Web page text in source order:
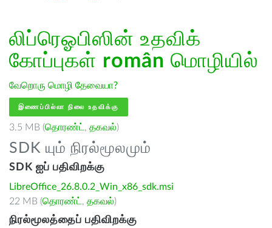
லிப்ரெஓபிஸின் உதவிக்
கோப்புகள் român மொழியில்
வேறொரு மொழி தேவையா?
இணைப்பில்லா நிலை உதவிக்கு
3.5 MB (தொரண்ட் , தகவல்)
SDK யும் நிரல்மூலமும்
SDK ஐப் பதிவிறக்கு
LibreOffice_26.8.0.2_Win_x86_sdk.msi
22 MB (தொரண்ட் , தகவல்)
நிரல்மூலத்தைப் பதிவிறக்கு